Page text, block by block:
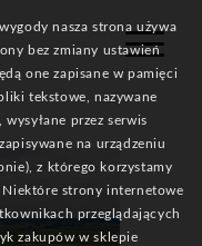
nasza strona używa
bez zmiany ustawień
one zapisane w pamięci
tekstowe, nazywane
przez serwis
na urządzeniu
z którego korzystamy
Niektóre strony internetowe
przeglądających
zakupów w sklepie